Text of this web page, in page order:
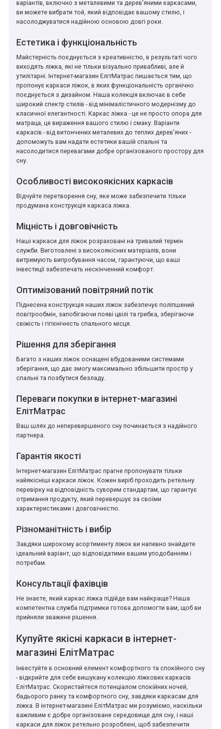
варіантів, включно з металевими та дерев'яними каркасами,
ви можете вибрати той, який відповідає вашому стилю, і
насолоджуватися надійною основою довгі роки.
Естетика і функціональність
Майстерність поєднується з креативністю, в результаті чого
виходять ліжка, які не тільки візуально привабливі, але й
утилітарні. Інтернет-магазин ЕлітМатрас пишається тим, що
пропонує каркаси ліжок, в яких функціональність органічно
поєднується з дизайном. Наша колекція включає в себе
широкий спектр стилів - від мінімалістичного модернізму до
класичної елегантності. Каркас ліжка - це не просто опора для
матраца, це вираження вашого стилю і смаку. Варіанти
каркасів - від витончених металевих до теплих дерев'яних -
допоможуть вам надати естетики вашій спальні та
насолодитися перевагами добре організованого простору для
сну.
Особливості високоякісних каркасів
Відчуйте перетворення сну, яке може забезпечити тільки
продумана конструкція каркаса ліжка.
Міцність і довговічність
Наші каркаси для ліжок розраховані на тривалий термін
служби. Виготовлені з високоякісних матеріалів, вони
витримують випробування часом, гарантуючи, що ваші
інвестиції забезпечать нескінченний комфорт.
Оптимізований повітряний потік
Піднесена конструкція наших ліжок забезпечує поліпшений
повітрообмін, запобігаючи появі цвілі та грибка, зберігаючи
свіжість і гігієнічність спального місця.
Рішення для зберігання
Багато з наших ліжок оснащені вбудованими системами
зберігання, що дає змогу максимально збільшити простір у
спальні та позбутися безладу.
Переваги покупки в інтернет-магазині
ЕлітМатрас
Ваш шлях до неперевершеного сну починається з надійного
партнера.
Гарантія якості
Інтернет-магазин ЕлітМатрас прагне пропонувати тільки
найякісніші каркаси ліжок. Кожен виріб проходить ретельну
перевірку на відповідність суворим стандартам, що гарантує
отримання продукту, який перевершує за своїми
характеристиками і довговічністю.
Різноманітність і вибір
Завдяки широкому асортименту ліжок ви напевно знайдете
ідеальний варіант, що відповідатиме вашим уподобанням і
потребам.
Консультації фахівців
Не знаєте, який каркас ліжка підійде вам найкраще? Наша
компетентна служба підтримки готова допомогти вам, щоб ви
прийняли зважене рішення.
Купуйте якісні каркаси в інтернет-
магазині ЕлітМатрас
Інвестуйте в основний елемент комфортного та спокійного сну
- відкрийте для себе вишукану колекцію ліжкових каркасів
ЕлітМатрас. Скористайтеся потенціалом спокійних ночей,
бадьорого ранку та комфортного сну, завдяки каркасам для
ліжка. В інтернет-магазині ЕлітМатрас ми розуміємо, наскільки
важливим є добре організоване середовище для сну, і наші
каркаси для ліжок ретельно розроблені, щоб забезпечити
*
*
*
*
*
*
*
*
*